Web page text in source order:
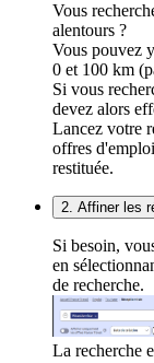
Vous
alentours ?
Vous pouvez
0 et 100 km
Si vous
devez alors
Lancez votre
offres
restituée.
2. Affiner les
Si besoin,
en
de recherche.
La recherche